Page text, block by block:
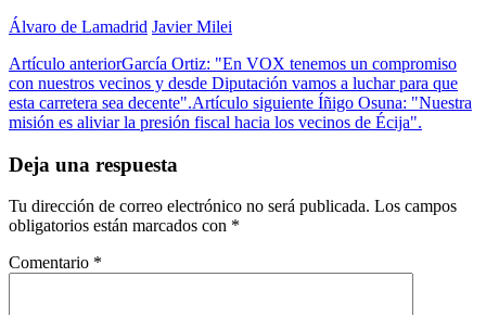
Álvaro de Lamadrid Javier Milei
Artículo anteriorGarcía Ortiz: "En VOX tenemos un compromiso
con nuestros vecinos y desde Diputación vamos a luchar para que
esta carretera sea decente".Artículo siguiente Íñigo Osuna: "Nuestra
misión es aliviar la presión fiscal hacia los vecinos de Écija".
Deja una respuesta
Tu dirección de correo electrónico no será publicada. Los campos
obligatorios están marcados con *
Comentario *